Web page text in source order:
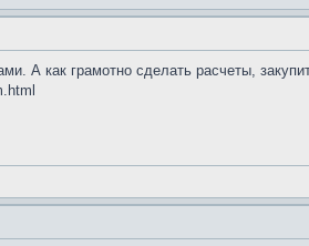
А как грамотно сделать расчеты,